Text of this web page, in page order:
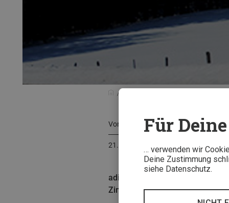
Für
… verwenden wir
Deine Zustimmung
siehe Datenschutz.
Von Arnold Zimprich
21. März 2016
adidas lehnt sich mit dem
Zimprich wagt den